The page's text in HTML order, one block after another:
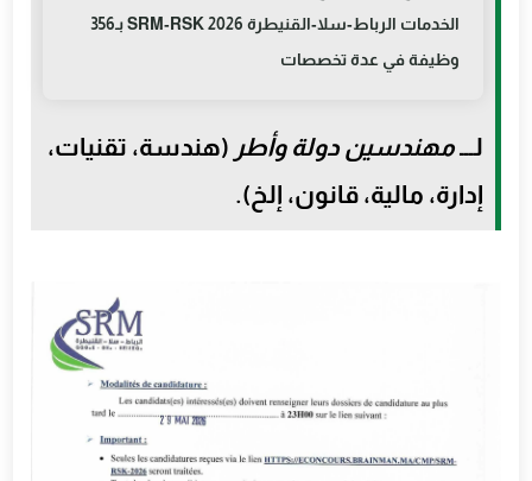
الخدمات الرباط‑سلا‑القنيطرة SRM‑RSK 2026 بـ356
وظيفة في عدة تخصصات
لـــمهندسين دولة وأطر (هندسة، تقنيات،
إدارة، مالية، قانون، إلخ).